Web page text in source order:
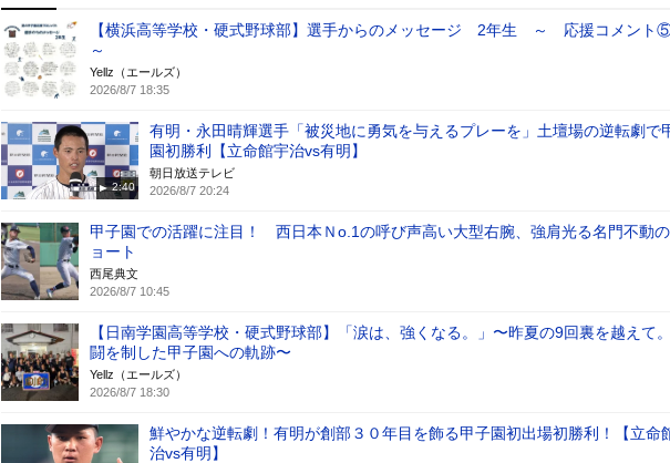
【横浜高等学校・硬式野球部】選手からのメッセージ 2年生 ～ 応援コメン
～
Yellz（エールズ）
2026/8/7 18:35
2:40
有明・永田晴輝選手「被災地に勇気を与えるプレーを」土壇場の逆転劇で
園初勝利【立命館宇治vs有明】
朝日放送テレビ
2026/8/7 20:24
甲子園での活躍に注目！ 西日本Ｎo.1の呼び声高い大型右腕、強肩光る名門不動
ョート
西尾典文
2026/8/7 10:45
【日南学園高等学校・硬式野球部】「涙は、強くなる。」〜昨夏の9回裏を越えて
闘を制した甲子園への軌跡〜
Yellz（エールズ）
2026/8/7 18:30
鮮やかな逆転劇！有明が創部３０年目を飾る甲子園初出場初勝利！【立命
治vs有明】